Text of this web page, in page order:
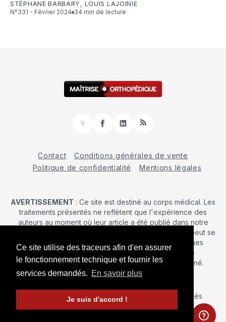
Ce site utilise des traceurs afin d'en assurer
le fonctionnement technique et fournir les
services demandés. En savoir plus
Je suis d'accord !
STÉPHANE BARBARY , LOUIS LAJOINIE
N°331 - Février 2024
34 min de lecture
𝕏
FacebookLinkedInRSS
Contact
Conditions générales de vente
Politique de confidentialité
Mentions légales
AVERTISSEMENT : Ce site est destiné au corps médical. Les
traitements présentés ne reflètent que l'expérience des
auteurs au moment où leur article a été publié dans notre
journal. La décision d’une intervention chirurgicale ne peut se
prendre qu'après un examen clinique. Les techniques
publiées ici ne sauraient justifier une quelconque
revendication de la part d'un soignant ou d'un soigné.
© 2026 Maîtrise Orthopédique – Tous droits réservés